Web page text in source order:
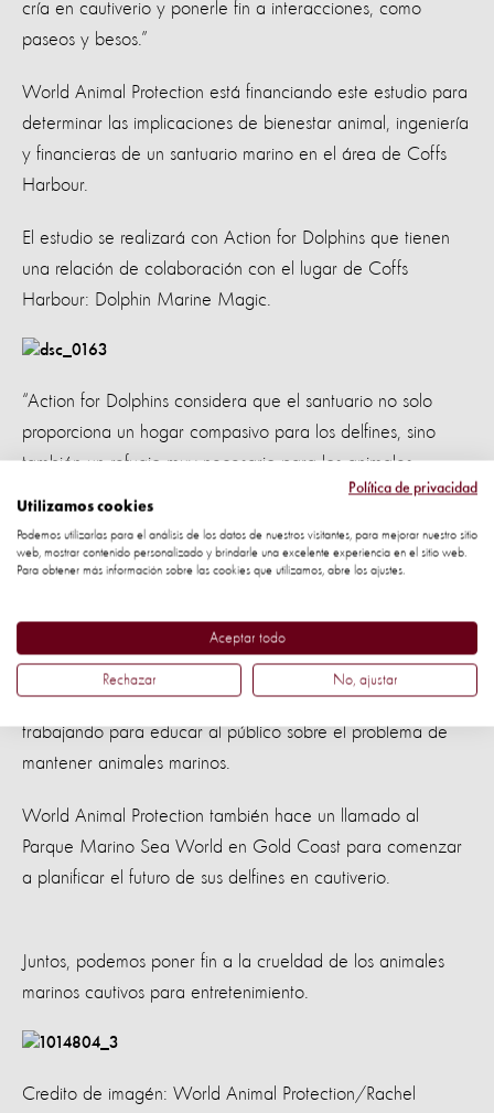
cría en cautiverio y ponerle fin a interacciones, como
paseos y besos.”
World Animal Protection está financiando este estudio para
determinar las implicaciones de bienestar animal, ingeniería
y financieras de un santuario marino en el área de Coffs
Harbour.
El estudio se realizará con Action for Dolphins que tienen
una relación de colaboración con el lugar de Coffs
Harbour: Dolphin Marine Magic.
“Action for Dolphins considera que el santuario no solo
proporciona un hogar compasivo para los delfines, sino
también un refugio muy necesario para los animales
silvestres que necesitan rehabilitación y liberación... Se
están estableciendo santuarios de delfines en los EE. UU. y
Europa, pero ahora que se está realizando el estudio de
primero de este tipo en el mundo.” – Jordan Sosnowski,
Director de Promoción, Action for Dolphins
Desde 1991, World Animal Protection ha estado
trabajando para educar al público sobre el problema de
mantener animales marinos.
World Animal Protection también hace un llamado al
Parque Marino Sea World en Gold Coast para comenzar
a planificar el futuro de sus delfines en cautiverio.
Juntos, podemos poner fin a la crueldad de los animales
marinos cautivos para entretenimiento.
Credito de imagén: World Animal Protection/Rachel
Política de privacidad
Utilizamos cookies
Podemos utilizarlas para el análisis de los datos de nuestros visitantes, para mejorar nuestro sitio
web, mostrar contenido personalizado y brindarle una excelente experiencia en el sitio web.
Para obtener más información sobre las cookies que utilizamos, abre los ajustes.
Aceptar todo
Rechazar No, ajustar